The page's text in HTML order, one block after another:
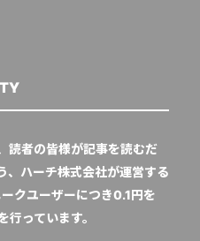
者の皆様が記事を読むだ
、ハーチ株式会社が運営する
クユーザーにつき0.1円を
っています。